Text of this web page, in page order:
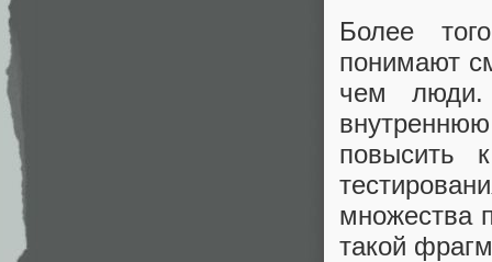
Более
понимают
чем
повысить
множества
такой